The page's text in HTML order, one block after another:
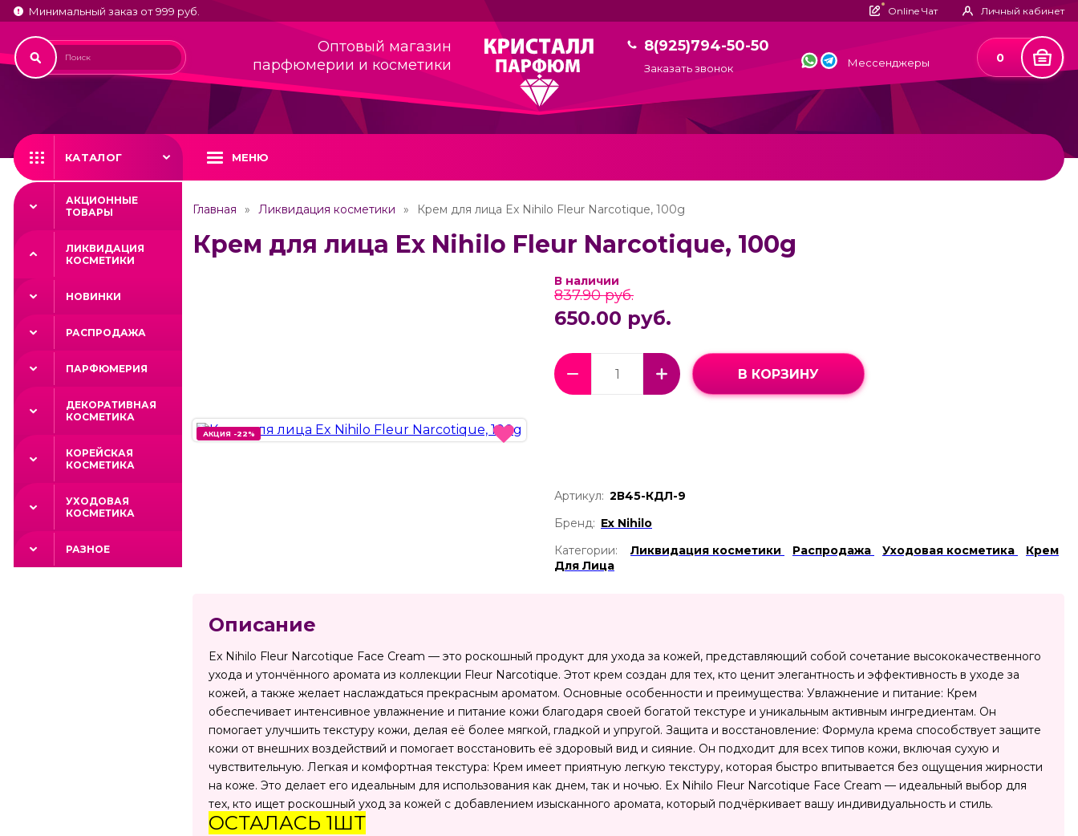
Минимальный заказ от 999 руб. Online Чат Личный кабинет
Оптовый магазин
парфюмерии и косметики
8(925)794-50-50
Заказать звонок Мессенджеры 0
КАТАЛОГ МЕНЮ
АКЦИОННЫЕ
ТОВАРЫ
ЛИКВИДАЦИЯ
КОСМЕТИКИ
НОВИНКИ
РАСПРОДАЖА
ПАРФЮМЕРИЯ
ДЕКОРАТИВНАЯ
КОСМЕТИКА
КОРЕЙСКАЯ
КОСМЕТИКА
УХОДОВАЯ
КОСМЕТИКА
РАЗНОЕ
Главная Ликвидация косметики Крем для лица Ex Nihilo Fleur Narcotique, 100g
Крем для лица Ex Nihilo Fleur Narcotique, 100g
АКЦИЯ -22%
АКЦИЯ -22%
В наличии
837.90 руб.
650.00 руб.
В КОРЗИНУ
Артикул: 2В45-КДЛ-9
Бренд: Ex Nihilo
Категории:
Ликвидация косметики Распродажа Уходовая косметика
Крем
Для Лица
Описание
Ex Nihilo Fleur Narcotique Face Cream — это роскошный продукт для ухода за кожей, представляющий собой сочетание высококачественного
ухода и утончённого аромата из коллекции Fleur Narcotique. Этот крем создан для тех, кто ценит элегантность и эффективность в уходе за
кожей, а также желает наслаждаться прекрасным ароматом. Основные особенности и преимущества: Увлажнение и питание: Крем
обеспечивает интенсивное увлажнение и питание кожи благодаря своей богатой текстуре и уникальным активным ингредиентам. Он
помогает улучшить текстуру кожи, делая её более мягкой, гладкой и упругой. Защита и восстановление: Формула крема способствует защите
кожи от внешних воздействий и помогает восстановить её здоровый вид и сияние. Он подходит для всех типов кожи, включая сухую и
чувствительную. Легкая и комфортная текстура: Крем имеет приятную легкую текстуру, которая быстро впитывается без ощущения жирности
на коже. Это делает его идеальным для использования как днем, так и ночью. Ex Nihilo Fleur Narcotique Face Cream — идеальный выбор для
тех, кто ищет роскошный уход за кожей с добавлением изысканного аромата, который подчёркивает вашу индивидуальность и стиль.
ОСТАЛАСЬ 1ШТ